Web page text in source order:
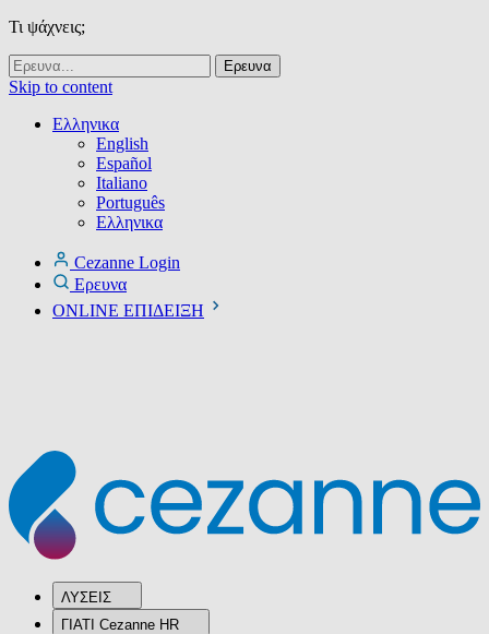
Τι ψάχνεις;
Skip to content
Ελληνικα
English
Español
Italiano
Português
Ελληνικα
Cezanne Login
Ερευνα
ONLINE ΕΠΙΔΕΙΞΗ
ΛΥΣΕΙΣ
ΓΙΑΤΙ Cezanne HR